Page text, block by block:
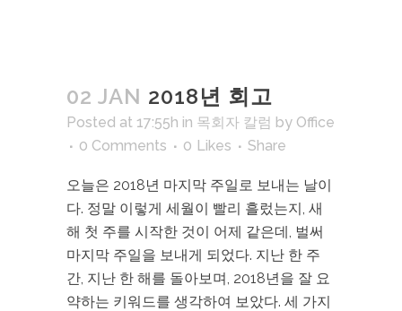
02 JAN 2018년 회고
Posted at 17:55h in 목회자 칼럼 by Office
0 Comments
0 Likes Share
오늘은 2018년 마지막 주일로 보내는 날이
다. 정말 이렇게 세월이 빨리 흘렀는지, 새
해 첫 주를 시작한 것이 어제 같은데, 벌써
마지막 주일을 보내게 되었다. 지난 한 주
간, 지난 한 해를 돌아보며, 2018년을 잘 요
약하는 키워드를 생각하여 보았다. 세 가지